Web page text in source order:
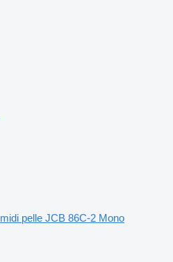
midi pelle JCB 86C-2 Mono